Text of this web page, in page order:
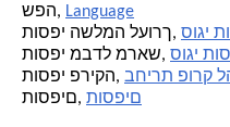
שפה, Language
תוספי השלמה לעורך,
תוספי מבדל מראש, תוספים
תוספי פריקה, קבצים
תוספים, תוספים